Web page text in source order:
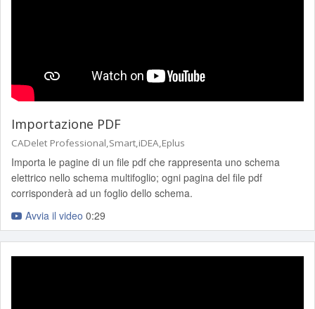
Importazione PDF
CADelet Professional,Smart,iDEA,Eplus
Importa le pagine di un file pdf che rappresenta uno schema
elettrico nello schema multifoglio; ogni pagina del file pdf
corrisponderà ad un foglio dello schema.
Avvia il video 0:29